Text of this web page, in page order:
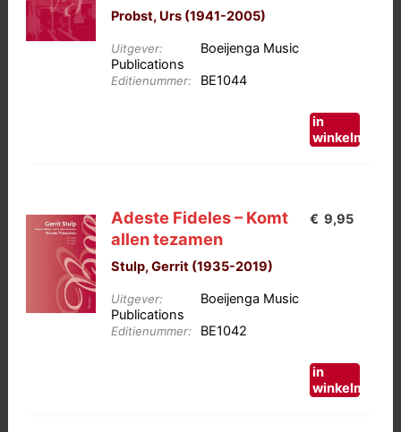
Probst, Urs (1941-2005)
Uitgever:
Boeijenga Music
Publications
Editienummer: BE1044
in
winkelmand
Adeste Fideles – Komt
allen tezamen
Stulp, Gerrit (1935-2019)
Uitgever:
Boeijenga Music
Publications
Editienummer: BE1042
€ 9,95
in
winkelmand